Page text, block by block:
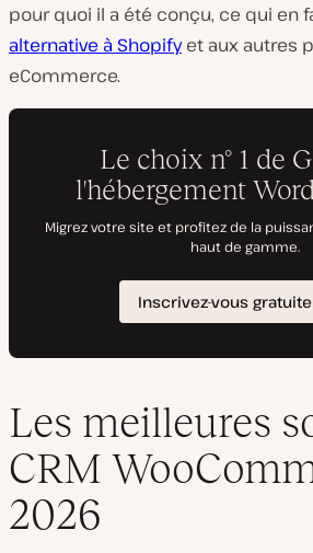
pour quoi il a été conçu, ce qui en
alternative à Shopifyet aux autres
eCommerce.
Les meilleures
CRM
2026